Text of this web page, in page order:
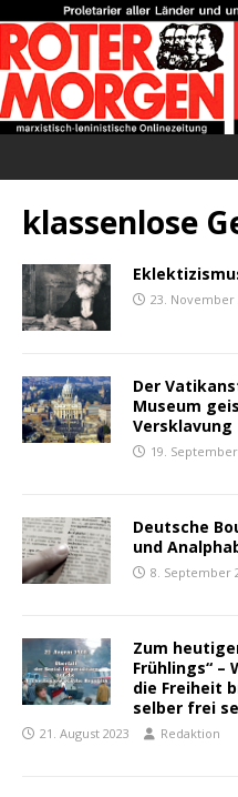
klassenlose
23. November
Der
Museum
Versklavung
19.
Deutsche
und
8. September
Zum
Frühlings“ –
die Freiheit
selber frei
21. August 2023 Redaktion